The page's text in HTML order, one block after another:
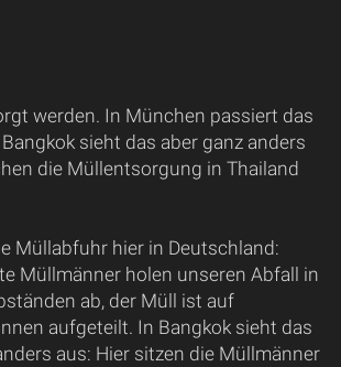
werden. In München passiert das
sieht das aber ganz anders
die Müllentsorgung in Thailand
Müllabfuhr hier in Deutschland:
Müllmänner holen unseren Abfall in
ab, der Müll ist auf
aufgeteilt. In Bangkok sieht das
aus: Hier sitzen die Müllmänner